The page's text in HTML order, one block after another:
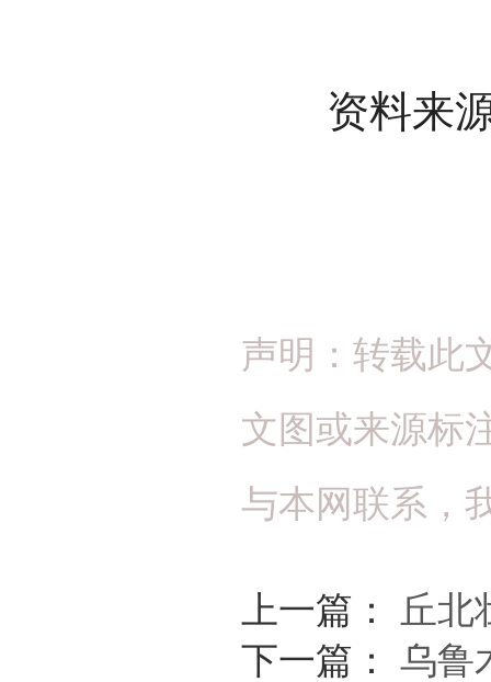
资料来源
声明：转载此
文图或来源标
与本网联系，
上一篇：
丘北
下一篇： 乌鲁